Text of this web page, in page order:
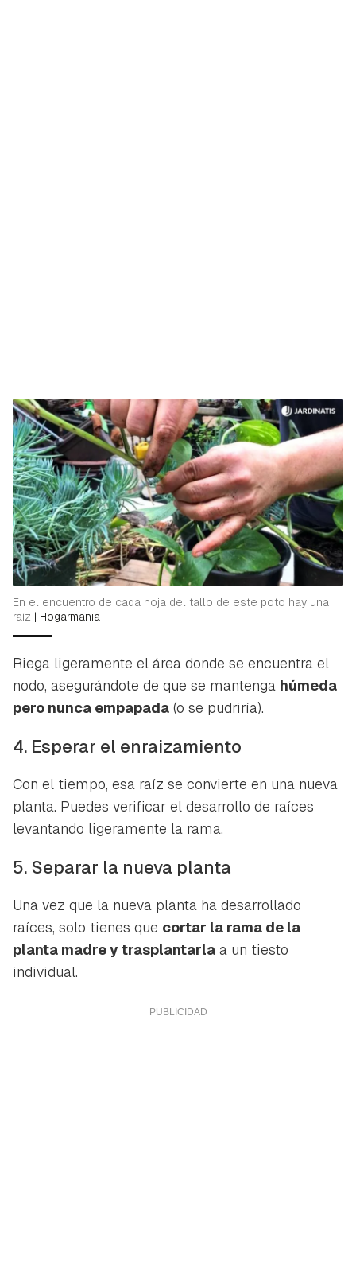
En el encuentro de cada hoja del tallo de este poto hay una
raíz | Hogarmania
Riega ligeramente el área donde se encuentra el
nodo, asegurándote de que se mantenga húmeda
pero nunca empapada (o se pudriría).
4. Esperar el enraizamiento
Con el tiempo, esa raíz se convierte en una nueva
planta. Puedes verificar el desarrollo de raíces
levantando ligeramente la rama.
5. Separar la nueva planta
Una vez que la nueva planta ha desarrollado
raíces, solo tienes que cortar la rama de la
planta madre y trasplantarla a un tiesto
individual.